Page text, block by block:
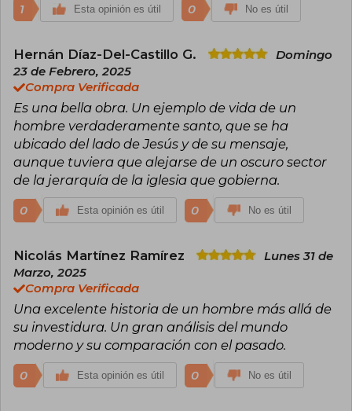
1 Esta opinión es útil 0 No es útil
Hernán Díaz-Del-Castillo G.
Domingo
23 de Febrero, 2025
Compra Verificada
Es una bella obra. Un ejemplo de vida de un
hombre verdaderamente santo, que se ha
ubicado del lado de Jesús y de su mensaje,
aunque tuviera que alejarse de un oscuro sector
de la jerarquía de la iglesia que gobierna.
0 Esta opinión es útil 0 No es útil
Nicolás Martínez Ramírez
Lunes 31 de
Marzo, 2025
Compra Verificada
Una excelente historia de un hombre más allá de
su investidura. Un gran análisis del mundo
moderno y su comparación con el pasado.
0 Esta opinión es útil 0 No es útil